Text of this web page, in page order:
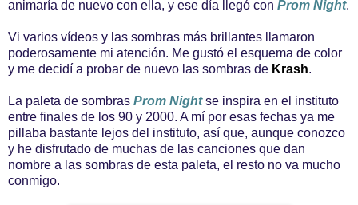
animaría de nuevo con ella, y ese día llegó con Prom Night.
Vi varios vídeos y las sombras más brillantes llamaron
poderosamente mi atención. Me gustó el esquema de color
y me decidí a probar de nuevo las sombras de Krash.
La paleta de sombras Prom Nightse inspira en el instituto
entre finales de los 90 y 2000. A mí por esas fechas ya me
pillaba bastante lejos del instituto, así que, aunque conozco
y he disfrutado de muchas de las canciones que dan
nombre a las sombras de esta paleta, el resto no va mucho
conmigo.